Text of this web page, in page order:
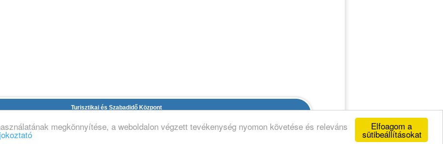
Elfoagom a
sütibeállításokat
megkönnyítése, a weboldalon végzett tevékenység nyomon követése és releváns
Turisztikai és Szabadidő Központ